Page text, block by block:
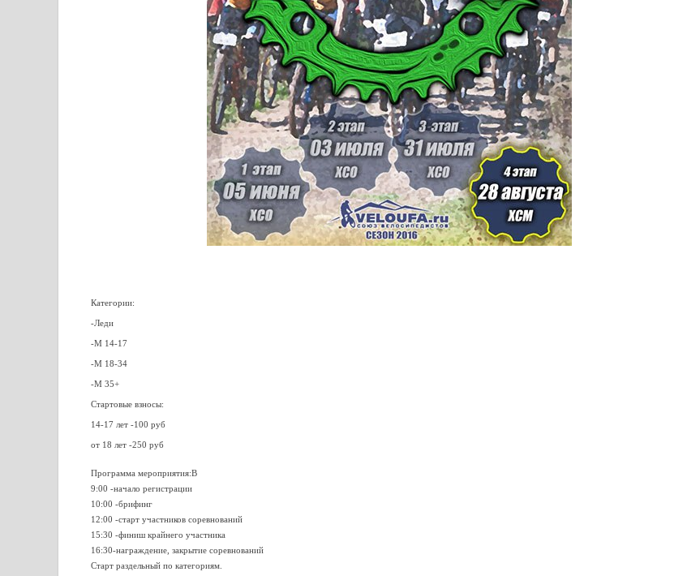
Категории:
-Леди
-М 14-17
-М 18-34
-М 35+
Стартовые взносы:
14-17 лет -100 руб
от 18 лет -250 руб
Программа мероприятия:В
9:00 -начало регистрации
10:00 -брифинг
12:00 -старт участников соревнований
15:30 -финиш крайнего участника
16:30-награждение, закрытие соревнований
Старт раздельный по категориям.